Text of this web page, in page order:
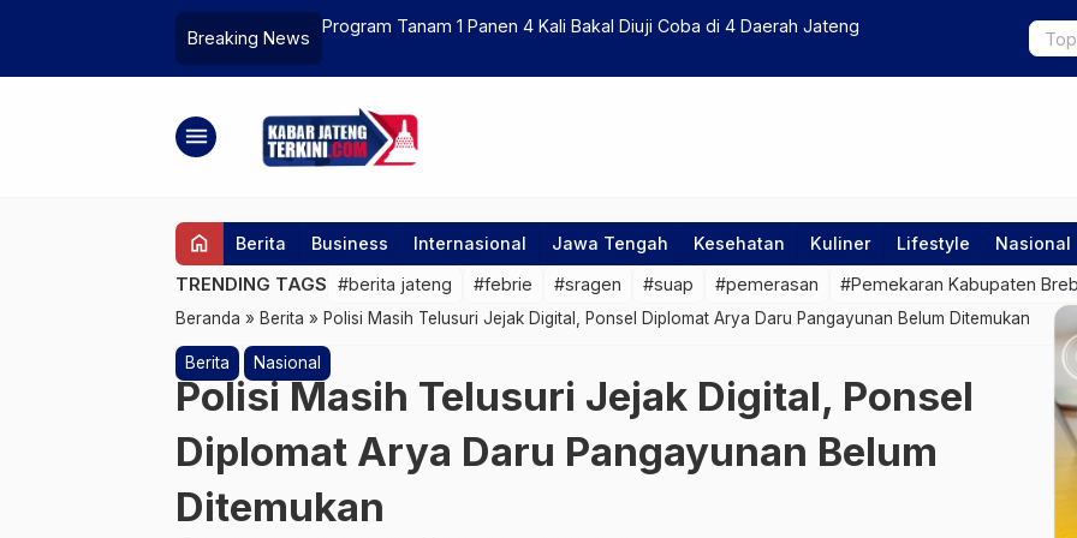
Breaking News
Kemlu RI Protes Aksi Militer Israel Pasang Sandi ‘Rising Lion’ di RS Indonesia
LPBH
Menghina
menu
home Berita Business Internasional Jawa Tengah Kesehatan Kuliner Lifestyle Nasional
TRENDING TAGS #berita jateng #febrie #sragen #suap #pemerasan #Pemekaran Kabupaten
Beranda » Berita » Polisi Masih Telusuri Jejak Digital, Ponsel Diplomat Arya Daru Pangayunan Belum Ditemukan
Berita Nasional
Polisi Masih Telusuri Jejak Digital, Ponsel
Diplomat Arya Daru Pangayunan Belum
Ditemukan